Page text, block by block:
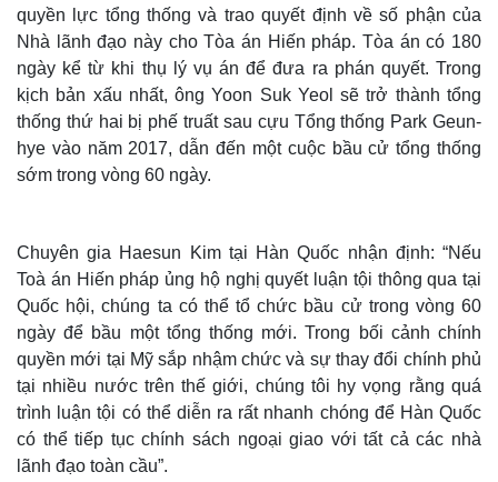
Thế giới
Quan sát
Cuộc sống đó đây
Hồ sơ
Multimedia
Video
Ảnh
quyền lực tổng thống và trao quyết định về số phận của
Nhà lãnh đạo này cho Tòa án Hiến pháp. Tòa án có 180
ngày kể từ khi thụ lý vụ án để đưa ra phán quyết. Trong
kịch bản xấu nhất, ông Yoon Suk Yeol sẽ trở thành tổng
thống thứ hai bị phế truất sau cựu Tổng thống Park Geun-
hye vào năm 2017, dẫn đến một cuộc bầu cử tổng thống
sớm trong vòng 60 ngày.
Chuyên gia Haesun Kim tại Hàn Quốc nhận định: “Nếu
Toà án Hiến pháp ủng hộ nghị quyết luận tội thông qua tại
Quốc hội, chúng ta có thể tổ chức bầu cử trong vòng 60
ngày để bầu một tổng thống mới. Trong bối cảnh chính
quyền mới tại Mỹ sắp nhậm chức và sự thay đổi chính phủ
tại nhiều nước trên thế giới, chúng tôi hy vọng rằng quá
trình luận tội có thể diễn ra rất nhanh chóng để Hàn Quốc
có thể tiếp tục chính sách ngoại giao với tất cả các nhà
lãnh đạo toàn cầu”.